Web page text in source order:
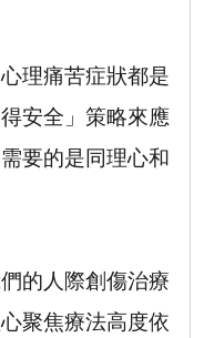
理痛苦症狀都是
安全」策略來應
要的是同理心和
的人際創傷治療
聚焦療法高度依